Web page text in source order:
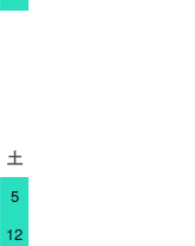
土
5
12